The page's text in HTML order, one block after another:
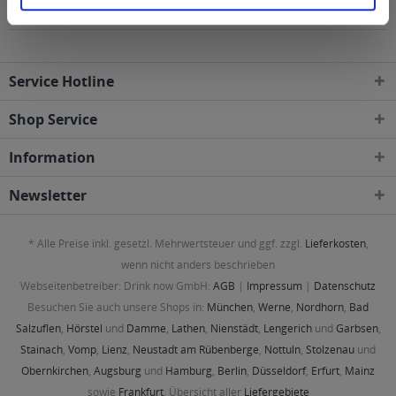
Postleitzahl-Gebieten geliefert
Service Hotline
Shop Service
Information
Newsletter
* Alle Preise inkl. gesetzl. Mehrwertsteuer und ggf. zzgl. Lieferkosten,
wenn nicht anders beschrieben
Webseitenbetreiber: Drink now GmbH: AGB | Impressum | Datenschutz
Besuchen Sie auch unsere Shops in: München, Werne, Nordhorn, Bad
Salzuflen, Hörstel und Damme, Lathen, Nienstädt, Lengerichund Garbsen,
Stainach, Vomp, Lienz, Neustadt am Rübenberge, Nottuln, Stolzenau und
Obernkirchen, Augsburg und Hamburg, Berlin, Düsseldorf, Erfurt, Mainz
sowie Frankfurt. Übersicht aller Liefergebiete